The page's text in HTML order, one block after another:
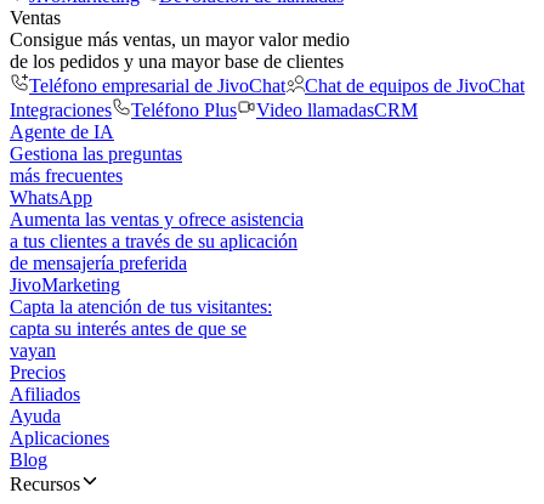
Ventas
Consigue más ventas, un mayor valor medio
de los pedidos y una mayor base de clientes
Teléfono empresarial de JivoChat
Chat de equipos de JivoChat
Integraciones
Teléfono Plus Video llamadasCRM
Agente de IA
Gestiona las preguntas
más frecuentes
WhatsApp
Aumenta las ventas y ofrece asistencia
a tus clientes a través de su aplicación
de mensajería preferida
JivoMarketing
Capta la atención de tus visitantes:
capta su interés antes de que se
vayan
Precios
Afiliados
Ayuda
Aplicaciones
Blog
Recursos